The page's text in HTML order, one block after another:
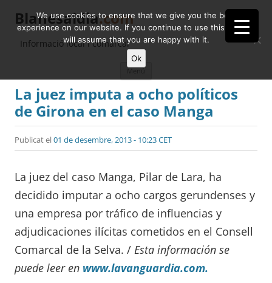
Blanesaldia.com
Informació local i comarcal
contingut
La juez imputa a ocho políticos
de Girona en el caso Manga
Publicat el01 de desembre, 2013 - 10:23 CET
La juez del caso Manga, Pilar de Lara, ha
decidido imputar a ocho cargos gerundenses y
una empresa por tráfico de influencias y
adjudicaciones ilícitas cometidos en el Consell
Comarcal de la Selva. / Esta información se
puede leer en www.lavanguardia.com.
We use cookies to ensure that we give you the best
experience on our website. If you continue to use this site we
will assume that you are happy with it.
Ok